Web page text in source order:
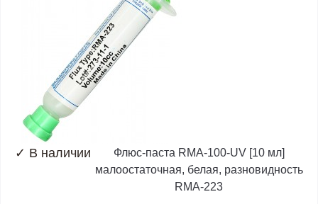
✓ В наличии
Флюс-паста RMA-100-UV [10 мл]
малоостаточная, белая, разновидность
RMA-223